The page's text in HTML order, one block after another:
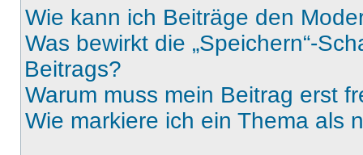
Wie kann ich Beiträge den
Was bewirkt die „Speichern“-
Beitrags?
Warum muss mein Beitrag erst
Wie markiere ich ein Thema als